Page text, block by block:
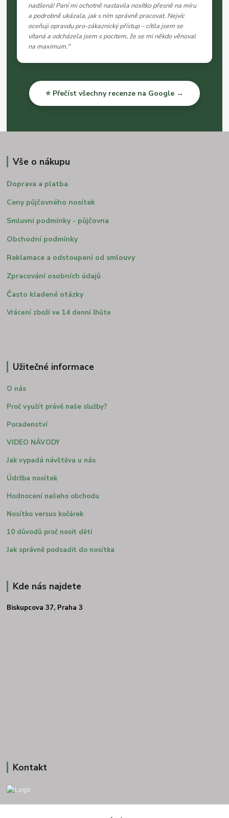
nadšená! Paní mi ochotně nastavila nosítko přesně na míru
a podrobně ukázala, jak s ním správně pracovat. Nejvíc
oceňuji opravdu pro-zákaznický přístup – cítila jsem se
vítaná a odcházela jsem s pocitem, že se mi někdo věnoval
na maximum."
⭐ Přečíst všechny recenze na Google →
Vše o nákupu
Doprava a platba
Ceny půjčovného nosítek
Smluvní podmínky - půjčovna
Obchodní podmínky
Reklamace a odstoupení od smlouvy
Zpracování osobních údajů
Často kladené otázky
Vrácení zboží ve 14 denní lhůte
Užitečné informace
O nás
Proč využít právě naše služby?
Poradenství
VIDEO NÁVODY
Jak vypadá návštěva u nás
Údržba nosítek
Hodnocení našeho obchodu
Nosítko versus kočárek
10 důvodů proč nosit děti
Jak správně podsadit do nosítka
Kde nás najdete
Biskupcova 37, Praha 3
Kontakt
+420 775693830